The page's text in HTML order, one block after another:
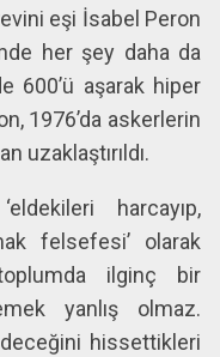
eşi İsabel Peron
her şey daha da
600’ü aşarak hiper
1976’da askerlerin
uzaklaştırıldı.
harcayıp,
felsefesi’ olarak
toplumda ilginç bir
yanlış olmaz.
hissettikleri